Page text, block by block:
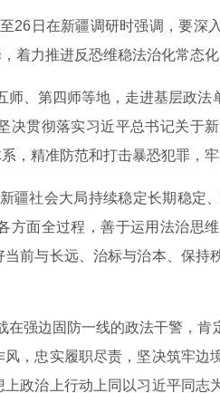
26日在新疆调研时强调，要深
着力推进反恐维稳法治化常态
、第四师等地，走进基层政
贯彻落实习近平总书记关于
，精准防范和打击暴恐犯罪，牢
疆社会大局持续稳定长期稳定
面全过程，善于运用法治思
前与长远、治标与治本、保
强边固防一线的政法干警，
，忠实履职尽责，坚决筑牢
政治上行动上同以习近平同